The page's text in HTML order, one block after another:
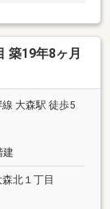
築19年8ヶ月
大森駅 徒歩5
建
北１丁目